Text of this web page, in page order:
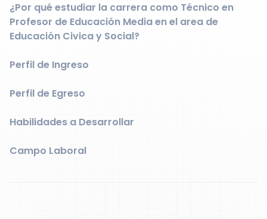
¿Por qué estudiar la carrera como Técnico en
Profesor de Educación Media en el area de
Educación Civica y Social?
Perfil de Ingreso
Perfil de Egreso
Habilidades a Desarrollar
Campo Laboral